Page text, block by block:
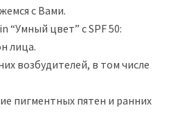
с Вами.
“Умный цвет” с SPF 50:
лица.
возбудителей, в том числе
пигментных пятен и ранних